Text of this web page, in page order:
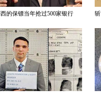
直男带上假睫毛秒变小公举
摘帽子